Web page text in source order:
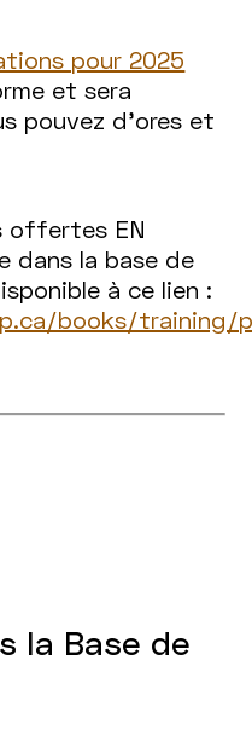
pour 2025
et sera
pouvez d’ores et
offertes EN
dans la base de
à ce lien :
books/training/
la Base de